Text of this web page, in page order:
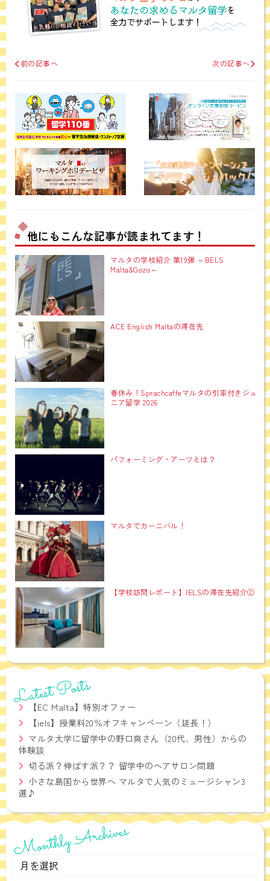
前の記事へ 次の記事へ
他にもこんな記事が読まれてます！
マルタの学校紹介 第19弾 ～BELS
Malta&Gozo～
ACE English Maltaの滞在先
春休み！Sprachcaffeマルタの引率付きジュ
ニア留学 2026
パフォーミング・アーツとは？
マルタでカーニバル！
【学校訪問レポート】IELSの滞在先紹介②
Latest Posts
【EC Malta】特別オファー
【iels】授業料20％オフキャンペーン（延長！）
マルタ大学に留学中の野口爽さん（20代、男性）からの
体験談
切る派？伸ばす派？？ 留学中のヘアサロン問題
小さな島国から世界へ マルタで人気のミュージシャン3
選♪
Monthly Archives
Monthly
Archives